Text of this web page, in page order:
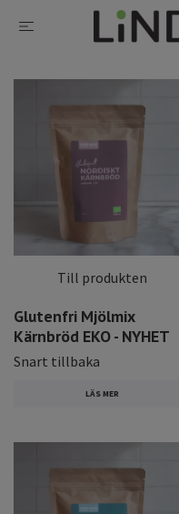
Till produkten
Glutenfri Mjölmix
Kärnbröd EKO - NYHET
Snart tillbaka
LÄS MER